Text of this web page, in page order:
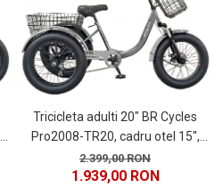
Tricicleta adulti 20" BR Cycles
Pro2008-TR20, cadru otel 15",
frane disc, 7 viteze, gri
2.399,00 RON
1.939,00 RON